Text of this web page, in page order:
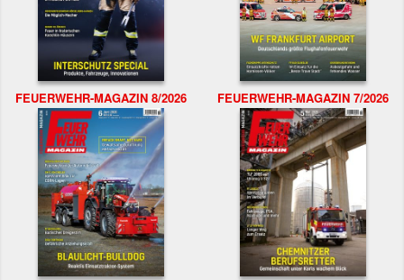
FEUERWEHR-MAGAZIN 8/2026 FEUERWEHR-MAGAZIN 7/2026